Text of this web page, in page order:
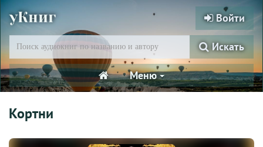
уКниг Войти
Искать
Меню
Кортни